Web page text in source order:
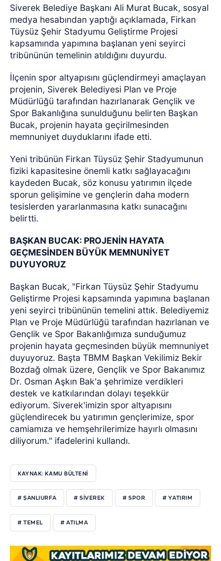
Siverek Belediye Başkanı Ali Murat Bucak, sosyal
medya hesabından yaptığı açıklamada, Firkan
Tüysüz Şehir Stadyumu Geliştirme Projesi
kapsamında yapımına başlanan yeni seyirci
tribününün temelinin atıldığını duyurdu.
İlçenin spor altyapısını güçlendirmeyi amaçlayan
projenin, Siverek Belediyesi Plan ve Proje
Müdürlüğü tarafından hazırlanarak Gençlik ve
Spor Bakanlığına sunulduğunu belirten Başkan
Bucak, projenin hayata geçirilmesinden
memnuniyet duyduklarını ifade etti.
Yeni tribünün Firkan Tüysüz Şehir Stadyumunun
fiziki kapasitesine önemli katkı sağlayacağını
kaydeden Bucak, söz konusu yatırımın ilçede
sporun gelişimine ve gençlerin daha modern
tesislerden yararlanmasına katkı sunacağını
belirtti.
BAŞKAN BUCAK: PROJENİN HAYATA
GEÇMESİNDEN BÜYÜK MEMNUNİYET
DUYUYORUZ
Başkan Bucak, "Firkan Tüysüz Şehir Stadyumu
Geliştirme Projesi kapsamında yapımına başlanan
yeni seyirci tribününün temelini attık. Belediyemiz
Plan ve Proje Müdürlüğü tarafından hazırlanan ve
Gençlik ve Spor Bakanlığımıza sunduğumuz
projenin hayata geçmesinden büyük memnuniyet
duyuyoruz. Başta TBMM Başkan Vekilimiz Bekir
Bozdağ olmak üzere, Gençlik ve Spor Bakanımız
Dr. Osman Aşkın Bak'a şehrimize verdikleri
destek ve katkılarından dolayı teşekkür
ediyorum. Siverek'imizin spor altyapısını
güçlendirecek bu yatırımın gençlerimize, spor
camiamıza ve hemşehrilerimize hayırlı olmasını
diliyorum." ifadelerini kullandı.
KAYNAK: KAMU BÜLTENİ
# ŞANLIURFA # SİVEREK # SPOR # YATIRIM
# TEMEL # ATILMA